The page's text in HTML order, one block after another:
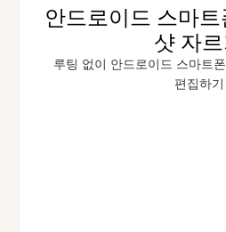
안드로이드 스마
샷 자
루팅 없이 안드로이드 스마트
편집하기